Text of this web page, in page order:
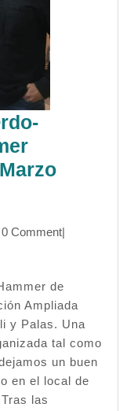
0 Comment|
Ampliada
y Palas. Una
tal como
un buen
en el local de
las